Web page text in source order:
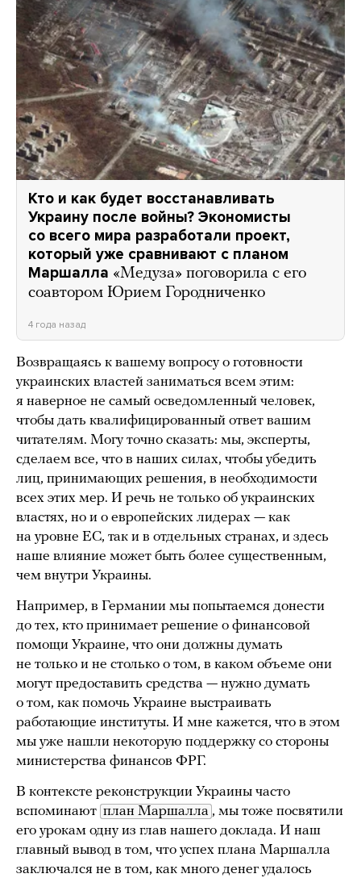
Кто и как будет восстанавливать
Украину после войны? Экономисты
со всего мира разработали проект,
который уже сравнивают с планом
Маршалла «Медуза» поговорила с его
соавтором Юрием Городниченко
4 года назад
Возвращаясь к вашему вопросу о готовности
украинских властей заниматься всем этим:
я наверное не самый осведомленный человек,
чтобы дать квалифицированный ответ вашим
читателям. Могу точно сказать: мы, эксперты,
сделаем все, что в наших силах, чтобы убедить
лиц, принимающих решения, в необходимости
всех этих мер. И речь не только об украинских
властях, но и о европейских лидерах — как
на уровне ЕС, так и в отдельных странах, и здесь
наше влияние может быть более существенным,
чем внутри Украины.
Например, в Германии мы попытаемся донести
до тех, кто принимает решение о финансовой
помощи Украине, что они должны думать
не только и не столько о том, в каком объеме они
могут предоставить средства — нужно думать
о том, как помочь Украине выстраивать
работающие институты. И мне кажется, что в этом
мы уже нашли некоторую поддержку со стороны
министерства финансов ФРГ.
В контексте реконструкции Украины часто
вспоминают план Маршалла , мы тоже посвятили
его урокам одну из глав нашего доклада. И наш
главный вывод в том, что успех плана Маршалла
заключался не в том, как много денег удалось